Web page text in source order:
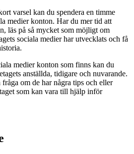
varsel kan du spendera en timme
medier konton. Har du mer tid att
läs på så mycket som möjligt om
sociala medier har utvecklats och få
medier konton som finns kan du
anställda, tidigare och nuvarande.
om de har några tips och eller
som kan vara till hjälp inför